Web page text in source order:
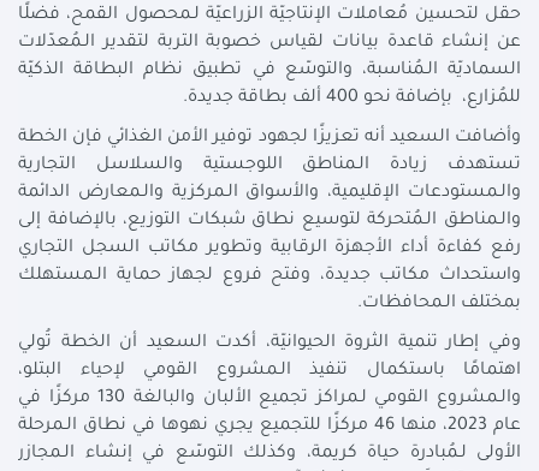
حقل لتحسين مُعاملات الإنتاجيّة الزراعيّة لـمحصول القمح، فضلًا
عن إنشاء قاعدة بيانات لقياس خصوبة التربة لتقدير الـمُعدّلات
السماديّة الـمُناسبة، والتوسّع في تطبيق نظام البطاقة الذكيّة
للمُزارع، بإضافة نحو 400 ألف بطاقة جديدة.
وأضافت السعيد أنه تعزيزًا لجهود توفير الأمن الغذائي فإن الخطة
تستهدف زيادة الـمناطق اللوجستية والسلاسل التجارية
والـمستودعات الإقليمية، والأسواق الـمركزية والـمعارض الدائمة
والـمناطق الـمُتحركة لتوسيع نطاق شبكات التوزيع، بالإضافة إلى
رفع كفاءة أداء الأجهزة الرقابية وتطوير مكاتب السجل التجاري
واستحداث مكاتب جديدة، وفتح فروع لجهاز حماية الـمستهلك
بمختلف الـمحافظات.
وفي إطار تنمية الثروة الحيوانيّة، أكدت السعيد أن الخطة تُولي
اهتمامًا باستكمال تنفيذ الـمشروع القومي لإحياء البتلو،
والـمشروع القومي لـمراكز تجميع الألبان والبالغة 130 مركزًا في
عام 2023، منها 46 مركزًا للتجميع يجري نهوها في نطاق الـمرحلة
الأولى لـمُبادرة حياة كريمة، وكذلك التوسّع في إنشاء الـمجازر